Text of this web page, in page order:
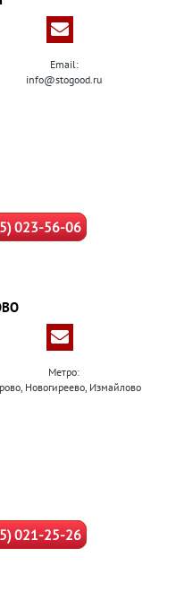
Email:
info@stogood.ru
023-56-06
Метро:
Новогиреево, Измайлово
021-25-26